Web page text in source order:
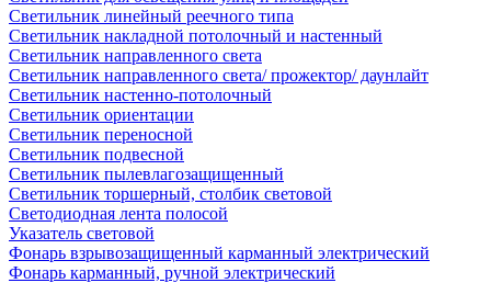
Светильник линейный реечного типа
Светильник накладной потолочный и настенный
Светильник направленного света
Светильник направленного света/ прожектор/ даунлайт
Светильник настенно-потолочный
Светильник ориентации
Светильник переносной
Светильник подвесной
Светильник пылевлагозащищенный
Светильник торшерный, столбик световой
Светодиодная лента полосой
Указатель световой
Фонарь взрывозащищенный карманный электрический
Фонарь карманный, ручной электрический